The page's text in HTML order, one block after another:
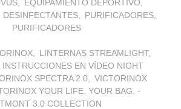
EQUIPAMIENTO DEPORTIVO
DESINFECTANTES
PURIFICADORES
PURIFICADORES
LINTERNAS STREAMLIGHT
EN VÍDEO NIGHT
SPECTRA 2.0
VICTORINOX
YOUR LIFE. YOUR BAG. -
3.0 COLLECTION